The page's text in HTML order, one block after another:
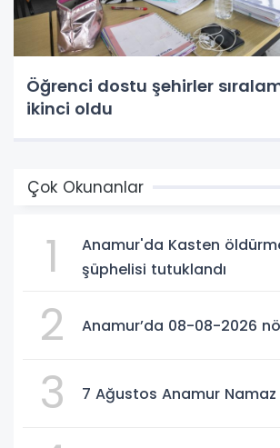
Öğrenci dostu şehirler
ikinci oldu
Çok Okunanlar
1
Anamur'da Kasten
şüphelisi tutuklandı
2 Anamur’da 08-08-2026
3 7 Ağustos Anamur